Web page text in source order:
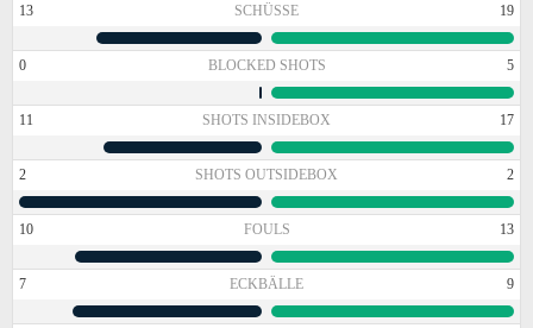
13 SCHÜSSE 19
0 BLOCKED SHOTS 5
11 SHOTS INSIDEBOX 17
2 SHOTS OUTSIDEBOX 2
10 FOULS 13
7 ECKBÄLLE 9